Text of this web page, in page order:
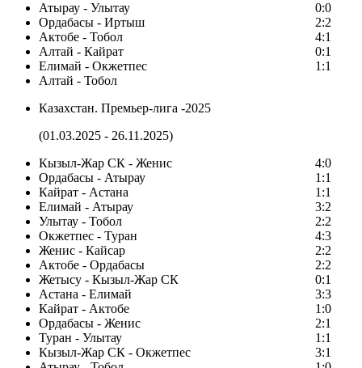
Атырау - Улытау
0:0
Ордабасы - Иртыш
2:2
Актобе - Тобол
4:1
Алтай - Кайрат
0:1
Елимай - Окжетпес
1:1
Алтай - Тобол
Казахстан. Премьер-лига -2025
(01.03.2025 - 26.11.2025)
Кызыл-Жар СК - Женис
4:0
Ордабасы - Атырау
1:1
Кайрат - Астана
1:1
Елимай - Атырау
3:2
Улытау - Тобол
2:2
Окжетпес - Туран
4:3
Женис - Кайсар
2:2
Актобе - Ордабасы
2:2
Жетысу - Кызыл-Жар СК
0:1
Астана - Елимай
3:3
Кайрат - Актобе
1:0
Ордабасы - Женис
2:1
Туран - Улытау
1:1
Кызыл-Жар СК - Окжетпес
3:1